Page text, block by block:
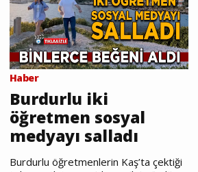
Haber
Burdurlu iki
öğretmen sosyal
medyayı salladı
Burdurlu öğretmenlerin Kaş’ta çektiği